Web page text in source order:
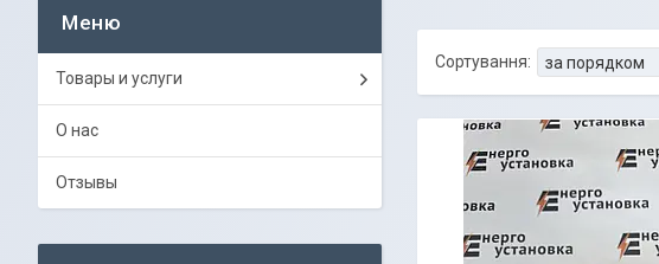
Товары и услуги
О нас
Отзывы